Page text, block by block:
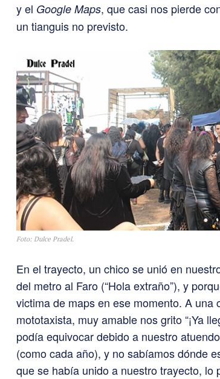
y el Google Maps, que casi nos pierde
un tianguis no previsto.
Foto: Dulce Pradel.
En el trayecto, un chico se unió en
del metro al Faro (“Hola extraño”), y
victima de maps en ese momento. A una
mototaxista, muy amable nos grito “¡Ya
podía equivocar debido a nuestro
(como cada año), y no sabíamos dónde
que se había unido a nuestro trayecto, lo